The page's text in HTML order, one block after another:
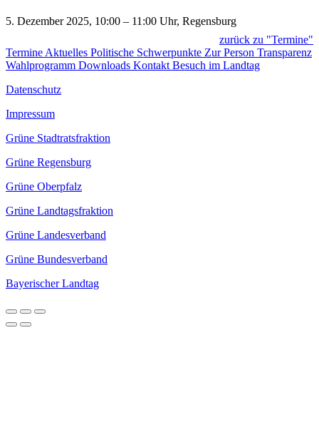
5. Dezember 2025, 10:00 – 11:00 Uhr, Regensburg
zurück zu "Termine"
Termine Aktuelles Politische Schwerpunkte Zur Person Transparenz
Wahlprogramm Downloads Kontakt Besuch im Landtag
Datenschutz
Impressum
Grüne Stadtratsfraktion
Grüne Regensburg
Grüne Oberpfalz
Grüne Landtagsfraktion
Grüne Landesverband
Grüne Bundesverband
Bayerischer Landtag